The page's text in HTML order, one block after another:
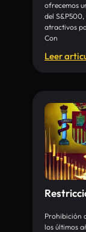
ofrecemos
del
atractivos
Con
Leer
Prohibición
los últimos